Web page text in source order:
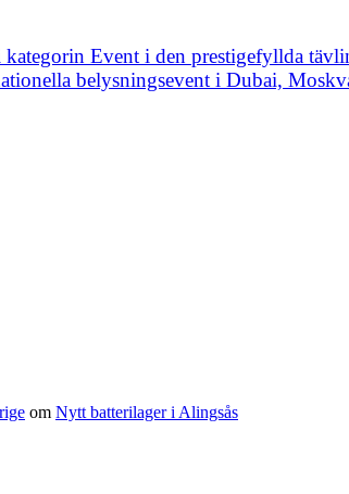
Event i den prestigefyllda
belysningsevent i Dubai,
om Nytt batterilager i Alingsås